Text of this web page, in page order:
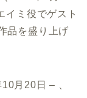
イミ役でゲスト
品を盛り上げ
10月20日 – 、